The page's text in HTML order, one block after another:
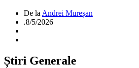
De la Andrei Mureșan
.8/5/2026
Știri Generale